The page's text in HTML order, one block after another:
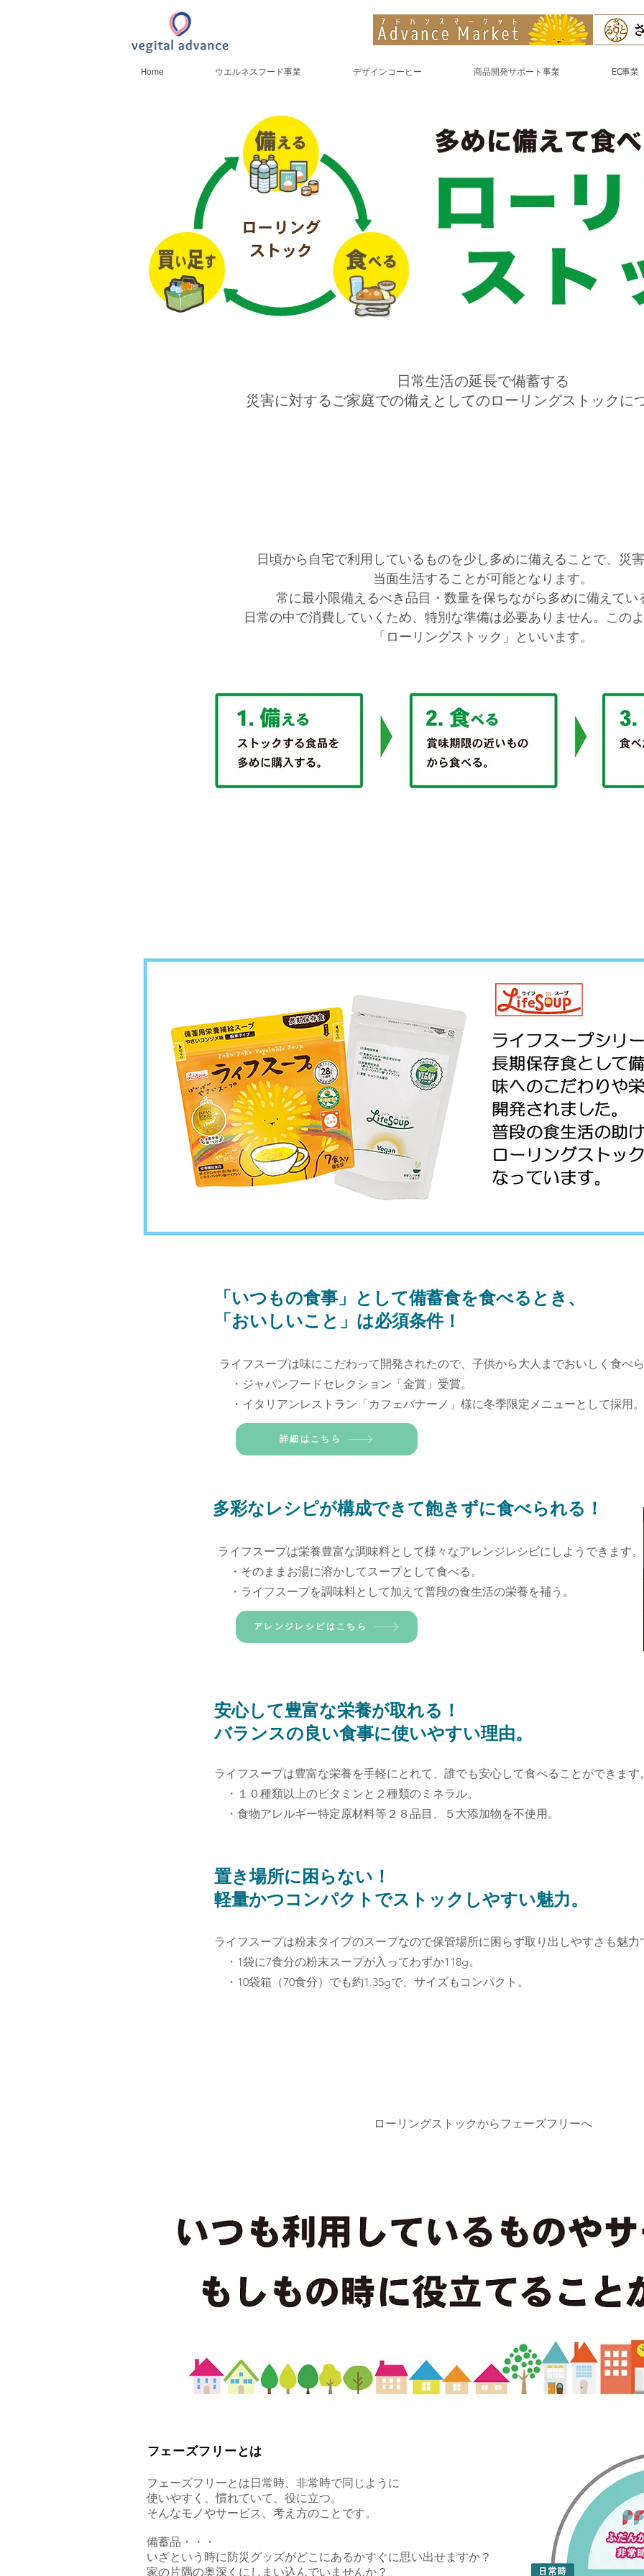
Home ウエルネスフード事業 デザインコーヒー 商品開発サポート事業 EC事業
日常生活の延長で備蓄する
災害に対するご家庭での備えとしてのローリングストックに
日頃から自宅で利用しているものを少し多めに備えることで、災
当面生活することが可能となります。
常に最小限備えるべき品目・数量を保ちながら多めに備えてい
日常の中で消費していくため、特別な準備は必要ありません。この
「ローリングストック」といいます。
「いつもの食事」として備蓄食を食べるとき、
「おいしいこと」は必須条件！
ライフスープは味にこだわって開発されたので、子供から大人までおいしく食べ
・ジャパンフードセレクション「金賞」受賞。
・イタリアンレストラン「カフェバナーノ」様に冬季限定メニューとして採用。​
詳細はこちら
多彩なレシピが構成できて飽きずに食べられる！
ライフスープは栄養豊富な調味料として様々なアレンジレシピにしようできます。
・そのままお湯に溶かしてスープとして食べる。
​ ・ライフスープを調味料として加えて普段の食生活の栄養を補う。​
アレンジレシピはこちら
安心して豊富な栄養が取れる！
​バランスの良い食事に使いやすい理由。
ライフスープは豊富な栄養を手軽にとれて、誰でも安心して食べることができます
・１０種類以上のビタミンと２種類のミネラル。
・⾷物アレルギー特定原材料等２８品⽬、５⼤添加物を不使用。
置き場所に困らない！
​軽量かつコンパクトでストックしやすい魅力。
ライフスープは粉末タイプのスープなので保管場所に困らず取り出しやすさも魅力
・1袋に7食分の粉末スープが入ってわずか118g。
・10袋箱（70食分）でも約1.35gで、サイズもコンパクト。
​ローリングストックからフェーズフリーへ
​フェーズフリーとは
フェーズフリーとは日常時、非常時で同じように
使いやすく、慣れていて、役に立つ。
そんなモノやサービス、考え方のことです。
備蓄品・・・
いざという時に防災グッズがどこにあるかすぐに思い出せますか？
家の片隅の奥深くにしまい込んでいませんか？